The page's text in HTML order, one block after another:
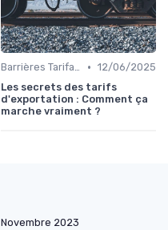
Barrières Tarifaires • 12/06/2025
Les secrets des tarifs
d'exportation : Comment ça
marche vraiment ?
Novembre 2023